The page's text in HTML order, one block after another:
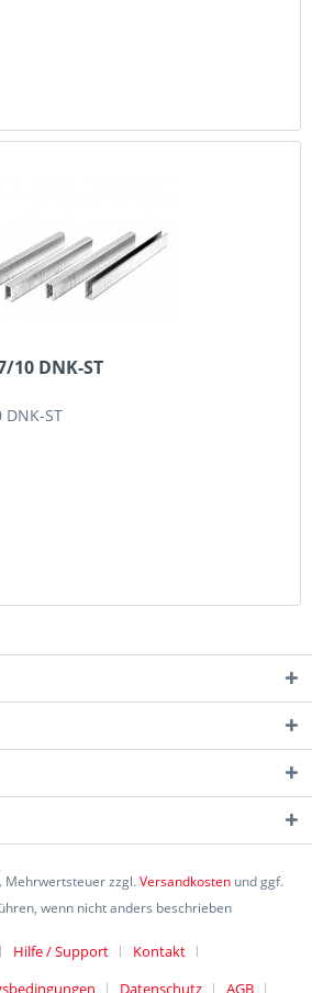
DNK-ST
ST
Mehrwertsteuer zzgl.Versandkosten und ggf.
wenn nicht anders beschrieben
Hilfe / Support
Kontakt
Datenschutz AGB